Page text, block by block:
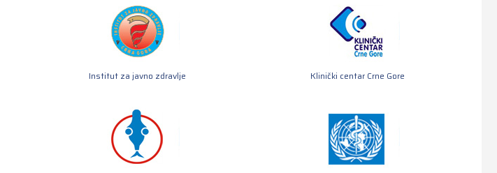
Institut za javno zdravlje Klinički centar Crne Gore